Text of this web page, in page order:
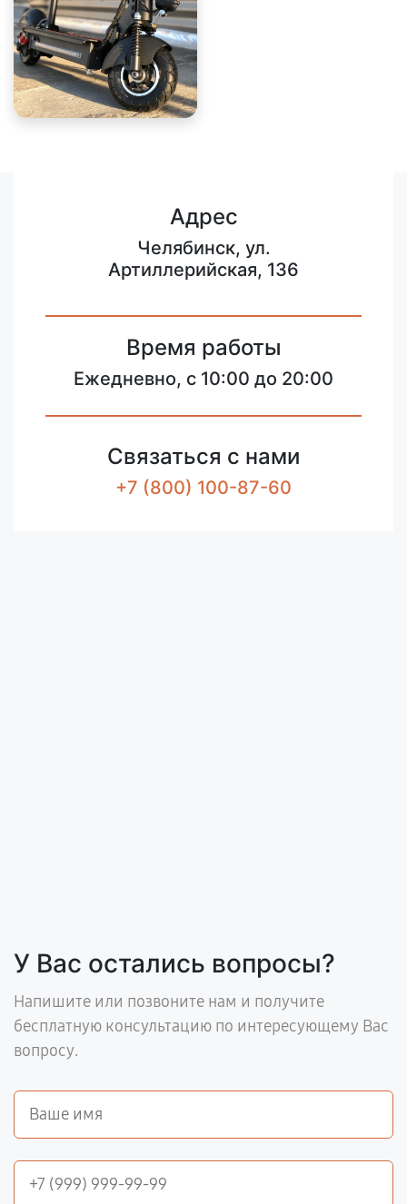
Адрес
Челябинск, ул.
Артиллерийская, 136
Время работы
Ежедневно, с 10:00 до 20:00
Связаться с нами
+7 (800) 100-87-60
У Вас остались вопросы?
Напишите или позвоните нам и получите
бесплатную консультацию по интересующему Вас
вопросу.